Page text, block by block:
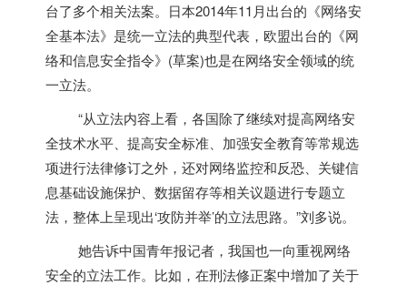
台了多个相关法案。 日本2014年11月出台的《网络安
全基本法》是统一立法的典型代表，欧盟出台的《网
络和信息安全指令》(草案)也是在网络安全领域的统
一立法。
“从立法内容上看，各国除了继续对提高网络安
全技术水平、提高安全标准、加强安全教育等常规选
项进行法律修订之外，还对网络监控和反恐、关键信
息基础设施保护、数据留存等相关议题进行专题立
法，整体上呈现出‘攻防并举’的立法思路。”刘多说。
她告诉中国青年报记者，我国也一向重视网络
安全的立法工作。比如，在刑法修正案中增加了关于